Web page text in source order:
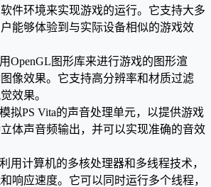
件环境来实现游戏的运行。它支持大多
能够体验到与实际设备相似的游戏效
OpenGL图形库来进行游戏的图形渲
像效果。它支持高分辨率和材质过滤
效果。
拟PS Vita的声音处理单元，以提供游戏
体声音频输出，并可以实现准确的音效
用计算机的多核处理器和多线程技术，
响应速度。它可以同时运行多个线程，